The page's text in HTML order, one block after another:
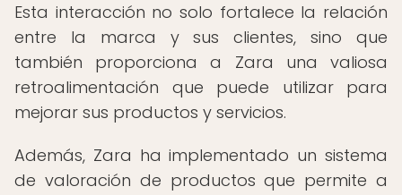
Esta interacción no solo fortalece la relación
entre la marca y sus clientes, sino que
también proporciona a Zara una valiosa
retroalimentación que puede utilizar para
mejorar sus productos y servicios.
Además, Zara ha implementado un sistema
de valoración de productos que permite a